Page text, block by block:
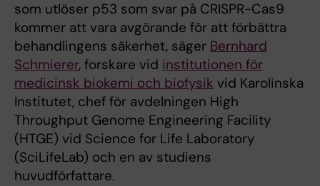
som utlöser p53 som svar på CRISPR-Cas9
kommer att vara avgörande för att förbättra
behandlingens säkerhet, säger Bernhard
Schmierer, forskare vid institutionen för
medicinsk biokemi och biofysik vid Karolinska
Institutet, chef för avdelningen High
Throughput Genome Engineering Facility
(HTGE) vid Science for Life Laboratory
(SciLifeLab) och en av studiens
huvudförfattare.